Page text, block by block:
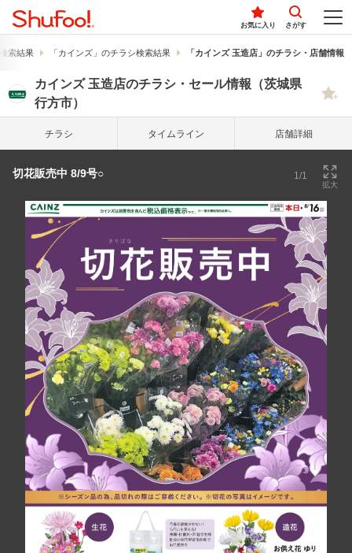
お気に入り さがす
索結果 「カインズ」のチラシ検索結果 「カインズ 玉造店」のチラシ・店舗情報
カインズ 玉造店のチラシ・セール情報（茨城県
行方市）
チラシ タイム ライン 店舗詳細
切花販売中 8/9号○ 1/1
拡大